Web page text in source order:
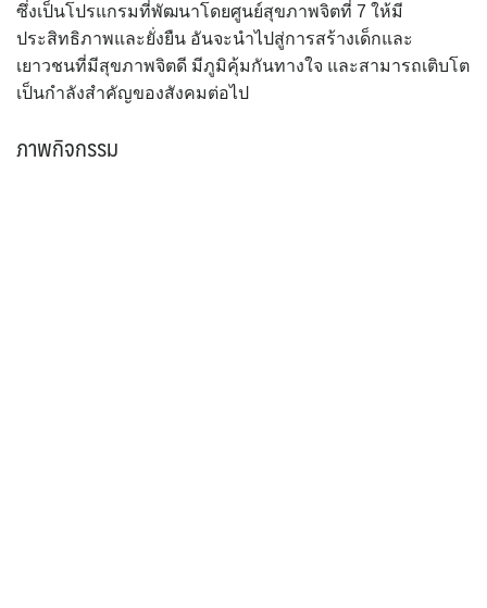
ซึ่งเป็นโปรแกรมที่พัฒนาโดยศูนย์สุขภาพจิตที่ 7 ให้มี
ประสิทธิภาพและยั่งยืน อันจะนำไปสู่การสร้างเด็กและ
เยาวชนที่มีสุขภาพจิตดี มีภูมิคุ้มกันทางใจ และสามารถเติบโต
เป็นกำลังสำคัญของสังคมต่อไป
ภาพกิจกรรม